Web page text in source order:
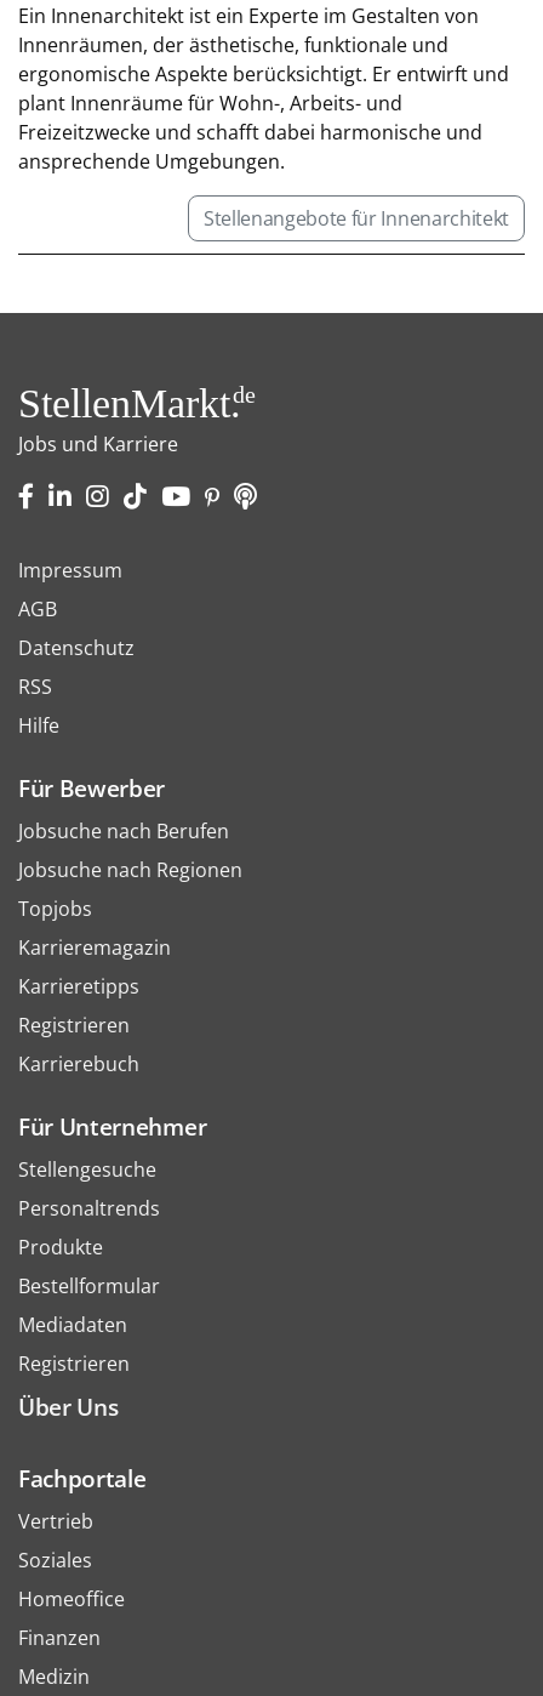
Ein Innenarchitekt ist ein Experte im Gestalten von
Innenräumen, der ästhetische, funktionale und
ergonomische Aspekte berücksichtigt. Er entwirft und
plant Innenräume für Wohn-, Arbeits- und
Freizeitzwecke und schafft dabei harmonische und
ansprechende Umgebungen.
Stellenangebote für Innenarchitekt
StellenMarkt.de
Jobs und Karriere
Impressum
AGB
Datenschutz
RSS
Hilfe
Für Bewerber
Jobsuche nach Berufen
Jobsuche nach Regionen
Topjobs
Karrieremagazin
Karrieretipps
Registrieren
Karrierebuch
Für Unternehmer
Stellengesuche
Personaltrends
Produkte
Bestellformular
Mediadaten
Registrieren
Über Uns
Fachportale
Vertrieb
Soziales
Homeoffice
Finanzen
Medizin